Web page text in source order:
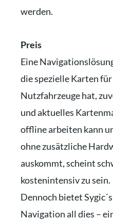
werden.
Preis
Eine
die spezielle Karten für
Nutzfahrzeuge hat,
und aktuelles
offline arbeiten kann
ohne zusätzliche
auskommt, scheint
kostenintensiv zu sein.
Dennoch bietet
Navigation all dies –